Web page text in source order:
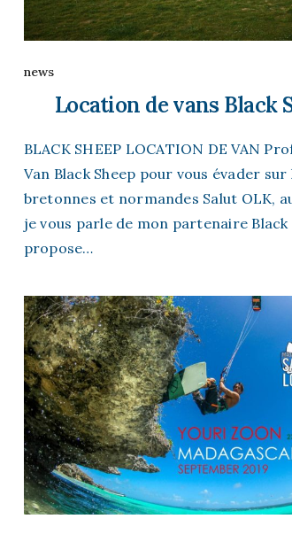
news
Location de vans Black
BLACK SHEEP LOCATION DE VAN
Van Black Sheep pour vous évader
bretonnes et normandes Salut OLK,
je vous parle de mon partenaire Black
propose…